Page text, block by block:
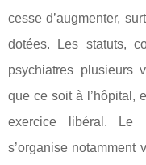
cesse d’augmenter,
dotées. Les statuts,
psychiatres plusieurs
que ce soit à l’hôpital,
exercice libéral. Le
s’organise notamment